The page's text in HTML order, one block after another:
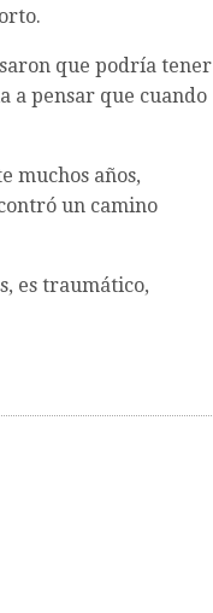
que podría tener
a pensar que cuando
muchos años,
un camino
es traumático,